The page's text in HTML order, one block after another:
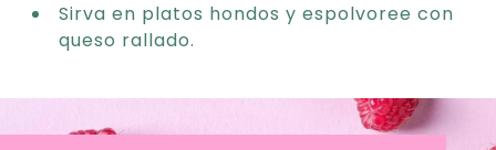
Sirva en platos hondos y espolvoree con
queso rallado.